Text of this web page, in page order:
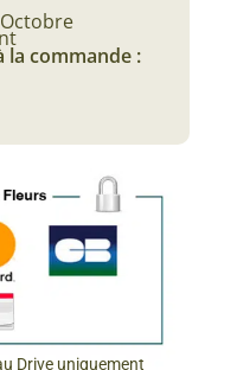
la commande :
Drive uniquement